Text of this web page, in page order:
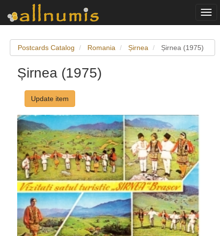
Postcards Catalog Romania Șirnea Șirnea (1975)
Șirnea (1975)
Update item